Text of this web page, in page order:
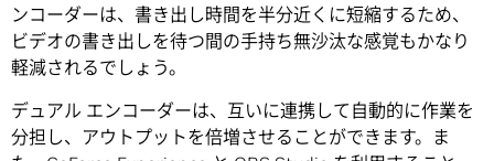
ンコーダーは、書き出し時間を半分近くに短縮するため、
ビデオの書き出しを待つ間の手持ち無沙汰な感覚もかなり
軽減されるでしょう。
デュアル エンコーダーは、互いに連携して自動的に作業を
分担し、アウトプットを倍増させることができます。ま